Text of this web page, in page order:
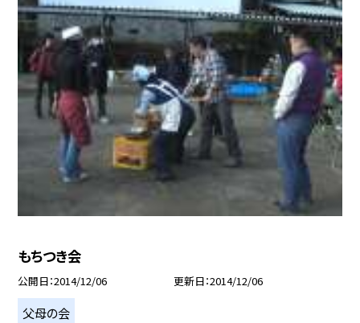
もちつき会
公開日 2014/12/06 更新日 2014/12/06
父母の会